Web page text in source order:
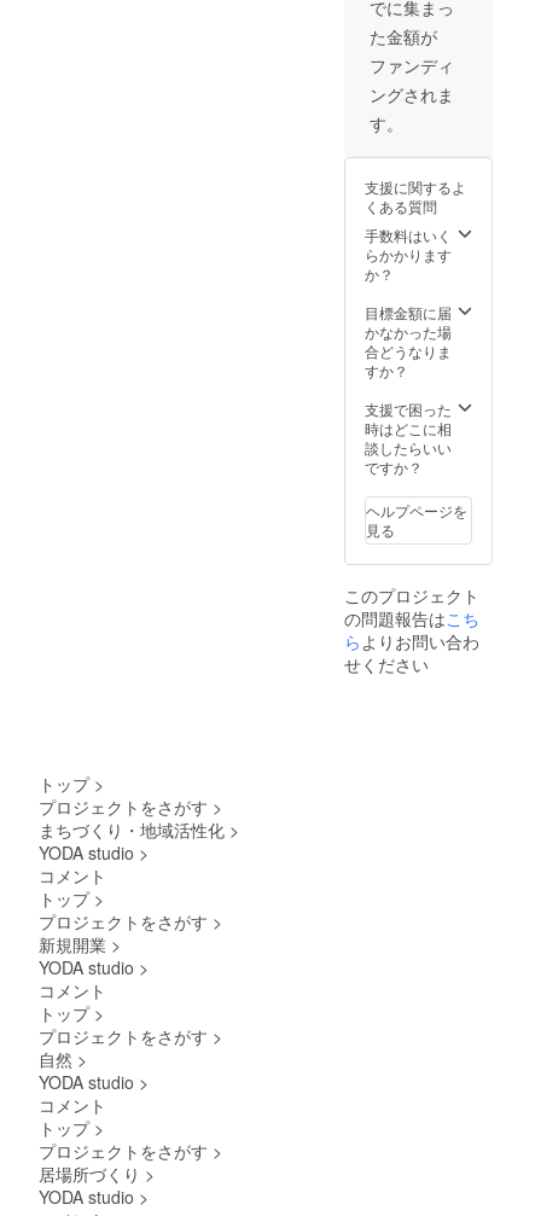
YODA
Studio
オリジ
ナルT
シャツ
時を選
んで、
講師と
一緒に1
時間の
対面プ
レッス
ンを受
けるこ
す。 ヨ
ガとダ
ンスの
どちら
選びく
ださ
い。 ※
有効期
2024年
4月15日
※Tシャ
ツは綿
100％
ラン
＋
YODA
Studio
オリジ
どの
ンも1ヶ
月間通
うこと
ができ
ます！
店の有
効期
限：
2023年
※Tシャ
ツは綿
100％
でに集まっ
た金額が
ファンディ
ングされま
す。
支援に関するよ
くある質問
手数料はいく
らかかります
か？
目標金額に届
かなかった場
合どうなりま
すか？
支援で困った
時はどこに相
談したらいい
ですか？
ヘルプページを
見る
このプロジェクト
の問題報告はこち
らよりお問い合わ
せください
トップ >
プロジェクトをさがす >
まちづくり・地域活性化 >
YODA studio >
コメント
トップ >
プロジェクトをさがす >
新規開業 >
YODA studio >
コメント
トップ >
プロジェクトをさがす >
自然 >
YODA studio >
コメント
トップ >
プロジェクトをさがす >
居場所づくり >
YODA studio >